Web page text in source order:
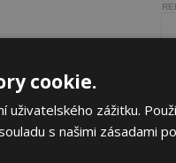
si majitel velmi
inovativně
takže
cookie.
zážitku.
s našimi zásadami